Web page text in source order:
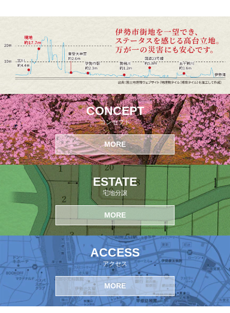
CONCEPT
コンセプト
MORE
ESTATE
宅地分譲
MORE
ACCESS
アクセス
MORE